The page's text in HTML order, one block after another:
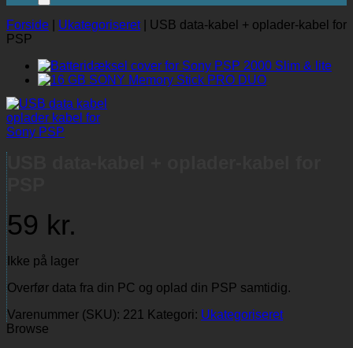
Forside Ukategoriseret| USB data-kabel + oplader-kabel for
PSP
59 kr.
Ikke på lager
Overfør data fra din PC og oplad din PSP samtidig.
Varenummer (SKU): 221 Kategori: Ukategoriseret
Browse